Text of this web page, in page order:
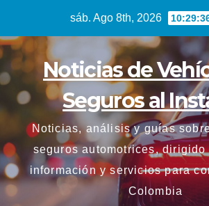
contenido
sáb. Ago 8th, 2026
Noticias de
Seguros al
Noticias, análisis y guías
seguros automotrices,
información y servicios para
Colombia